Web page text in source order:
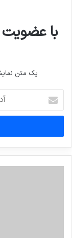
با عضویت
یک متن
ایمیل
خود
وارد
کنید